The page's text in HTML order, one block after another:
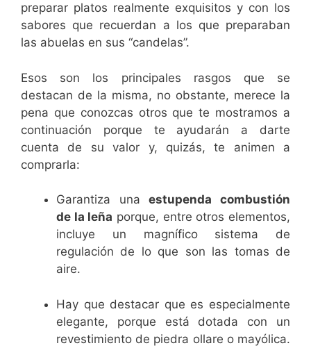
preparar platos realmente exquisitos y con los
sabores que recuerdan a los que preparaban
las abuelas en sus “candelas”.
Esos son los principales rasgos que se
destacan de la misma, no obstante, merece la
pena que conozcas otros que te mostramos a
continuación porque te ayudarán a darte
cuenta de su valor y, quizás, te animen a
comprarla:
Garantiza unaestupenda combustión
de la leña porque, entre otros elementos,
incluye un magnífico sistema de
regulación de lo que son las tomas de
aire.
Hay que destacar que es especialmente
elegante, porque está dotada con un
revestimiento de piedra ollare o mayólica.